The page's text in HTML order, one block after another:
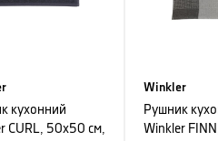
кухонний
CURL, 50x50 см,
Winkler
Рушник
Winkler